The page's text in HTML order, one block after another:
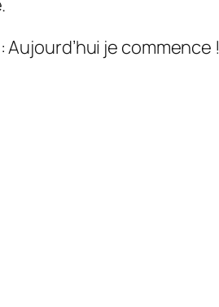
je commence !